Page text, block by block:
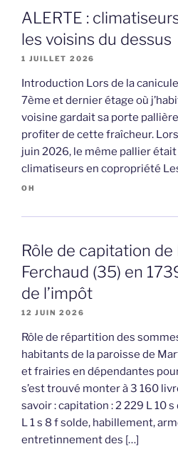
ALERTE :
les voisins du dessus
1 JUILLET 2026
Introduction Lors de la
7ème et dernier étage où
voisine gardait sa porte
profiter de cette fraîcheur.
juin 2026, le même pallier était
climatiseurs en copropriété
OH
Rôle de capitation
Ferchaud (35) en
de l’impôt
12 JUIN 2026
Rôle de répartition des
habitants de la paroisse de
et frairies en dépendantes
s’est trouvé monter à 3 160
savoir : capitation : 2 229 L 10
L 1 s 8 f solde, habillement,
entretinnement des […]